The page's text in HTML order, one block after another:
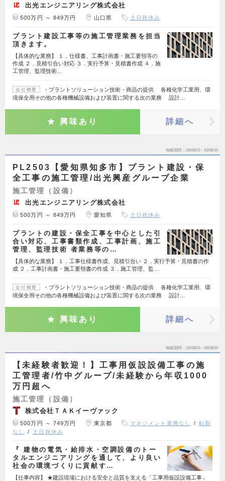
出光エンジニアリング株式会社
500万円 ～ 849万円 山口県 土日祝休み
プラント建設工事等の施工管理業務を担当
頂きます。
【具体的な業務】 １．仕様書、工事計画書・施工要領等の
作成 ２．見積引合い対応 ３．実行予算・見積書作成 ４．施
工管理、監理技術…
会社概要
・プラントソリューション技術・商品の提供 各種化学工業用、環
境保全用その他の各種機械設備および装置に関する次の業務 設計…
興味あり 詳細へ
掲載期間 26/08/03～26/08/16
PL2503【愛知県知多市】プラント建設・保
全工事の施工管理/出光興産グループ企業
施工管理（設備）
出光エンジニアリング株式会社
500万円 ～ 849万円 愛知県 土日祝休み
プラントの建設・保全工事を中心とした引
合い対応、工事書類作成、工事計画、施工
管理、監理技術 者業務等の…
【具体的な業務】 １．工事仕様書作成、見積引合い ２．実行予算・見積書の作
成 ２．工事計画書・施工要領書の作成 ３．施工管理、監…
会社概要
・プラントソリューション技術・商品の提供 各種化学工業用、環
境保全用その他の各種機械設備および装置に関する次の業務 設計…
興味あり 詳細へ
掲載期間 26/08/03～26/08/16
【未経験者歓迎！】工事用仮設設備工事の施
工管理者/竹中グループ/未経験から年収1000
万円超へ
施工管理（設備）
株式会社ＴＡＫイーヴァック
500万円 ～ 749万円 東京都 マネジメント業務なし
転勤
なし
土日祝休み
『 建物の電気・給排水・空調設備のトー
タルエンジニアリングを通して、より良い
社会の環境づくりに貢献す…
【仕事内容】 ★建設現場における安全と品質を支える「工事用仮設設備工事」